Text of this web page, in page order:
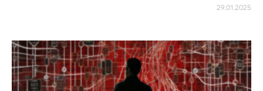
29.01.2025